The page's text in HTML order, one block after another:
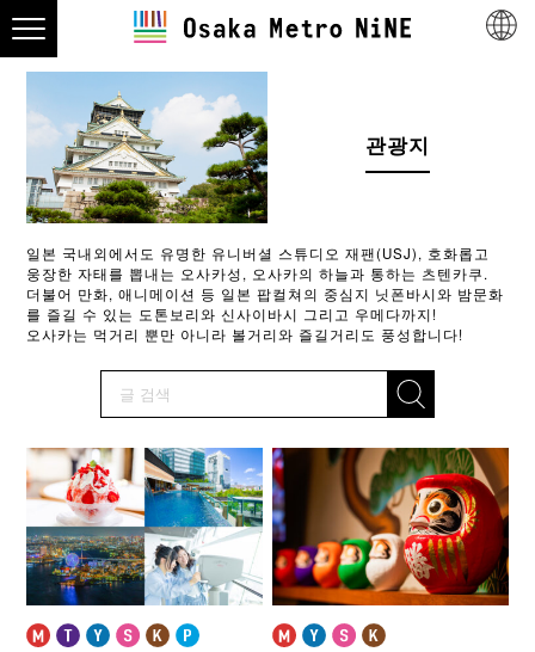
관광지
일본 국내외에서도 유명한 유니버셜 스튜디오 재팬(USJ), 호화롭고
웅장한 자태를 뽑내는 오사카성, 오사카의 하늘과 통하는 츠텐카쿠.
더불어 만화, 애니메이션 등 일본 팝컬쳐의 중심지 닛폰바시와 밤문화
를 즐길 수 있는 도톤보리와 신사이바시 그리고 우메다까지!
오사카는 먹거리 뿐만 아니라 볼거리와 즐길거리도 풍성합니다!